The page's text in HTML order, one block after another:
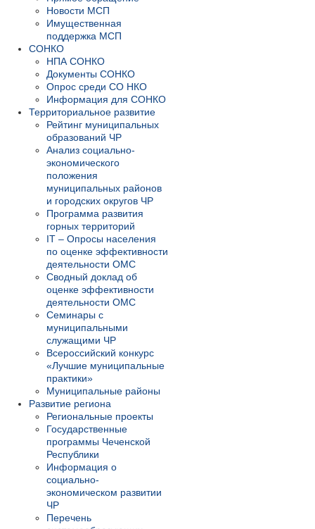
Новости МСП
Имущественная
поддержка МСП
СОНКО
НПА СОНКО
Документы СОНКО
Опрос среди СО НКО
Информация для СОНКО
Территориальное развитие
Рейтинг муниципальных
образований ЧР
Анализ социально-
экономического
положения
муниципальных районов
и городских округов ЧР
Программа развития
горных территорий
IT – Опросы населения
по оценке эффективности
деятельности ОМС
Сводный доклад об
оценке эффективности
деятельности ОМС
Семинары с
муниципальными
служащими ЧР
Всероссийский конкурс
«Лучшие муниципальные
практики»
Муниципальные районы
Развитие региона
Региональные проекты
Государственные
программы Чеченской
Республики
Информация о
социально-
экономическом развитии
ЧР
Перечень